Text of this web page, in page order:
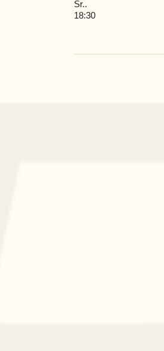
Śr..
18:30